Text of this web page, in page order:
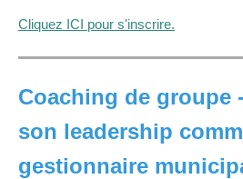
Cliquez ICI pour s'inscrire.
Coaching de groupe
son leadership
gestionnaire